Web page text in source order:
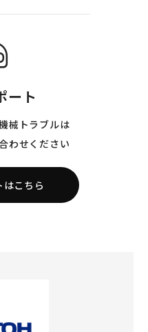
ート
械トラブルは
わせください
こちら